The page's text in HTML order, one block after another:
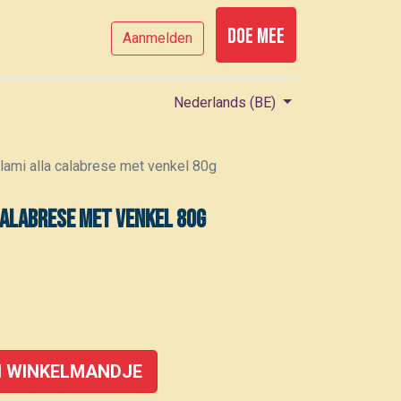
Aanmelden Doe mee
Nederlands (BE)
alla calabrese met venkel 80g
met venkel 80g
WINKELMANDJE